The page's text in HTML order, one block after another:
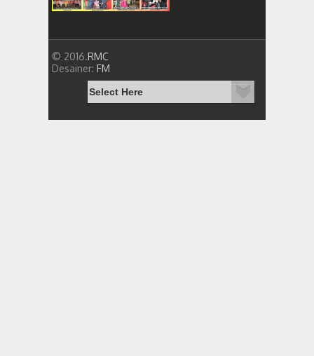
© 2016.RMC
Desainer: FM